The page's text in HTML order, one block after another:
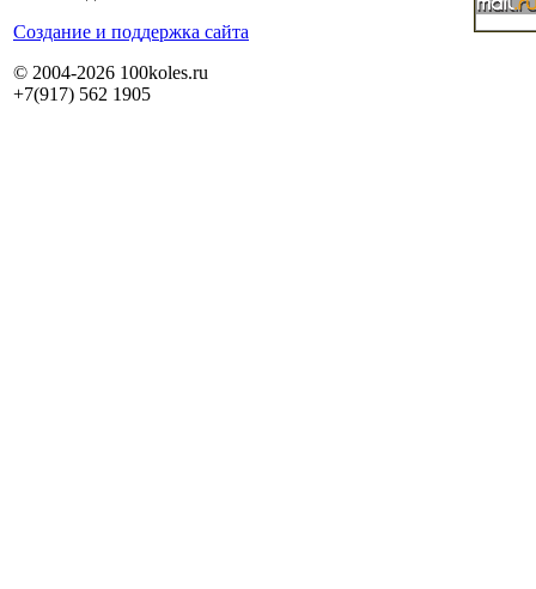
Cоздание и поддержка сайта
© 2004-2026 100koles.ru
+7(917) 562 1905